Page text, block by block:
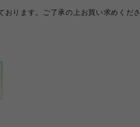
ります。ご了承の上お買い求めくださ